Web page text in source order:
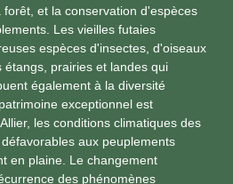
et la conservation d'espèces
Les vieilles futaies
espèces d'insectes, d'oiseaux
prairies et landes qui
également à la diversité
exceptionnel est
les conditions climatiques des
aux peuplements
en plaine. Le changement
des phénomènes